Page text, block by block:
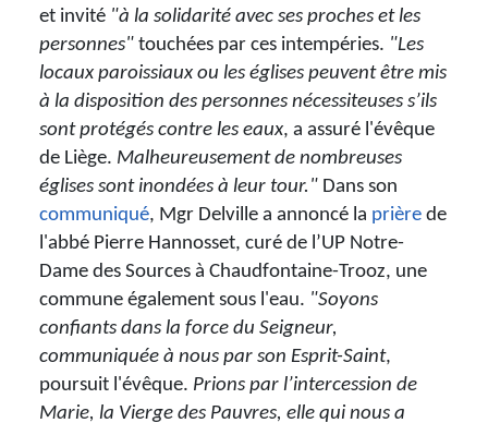
et invité "à la solidarité avec ses proches et les
personnes" touchées par ces intempéries. "Les
locaux paroissiaux ou les églises peuvent être mis
à la disposition des personnes nécessiteuses s’ils
sont protégés contre les eaux, a assuré l'évêque
de Liège. Malheureusement de nombreuses
églises sont inondées à leur tour." Dans son
communiqué, Mgr Delville a annoncé la prière de
l'abbé Pierre Hannosset, curé de l’UP Notre-
Dame des Sources à Chaudfontaine-Trooz, une
commune également sous l'eau. "Soyons
confiants dans la force du Seigneur,
communiquée à nous par son Esprit-Saint,
poursuit l'évêque. Prions par l’intercession de
Marie, la Vierge des Pauvres, elle qui nous a